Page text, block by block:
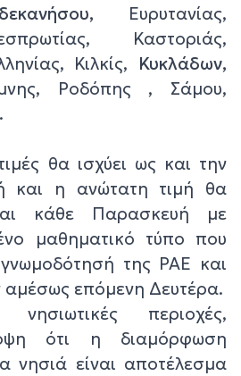
Ευρυτανίας,
Καστοριάς,
Κιλκίς, Κυκλάδων,
Ροδόπης , Σάμου,
θα ισχύει ως και την
και η ανώτατη τιμή θα
κάθε Παρασκευή με
μαθηματικό τύπο που
της ΡΑΕ και
αμέσως επόμενη Δευτέρα.
νησιωτικές περιοχές,
ότι η διαμόρφωση
νησιά είναι αποτέλεσμα